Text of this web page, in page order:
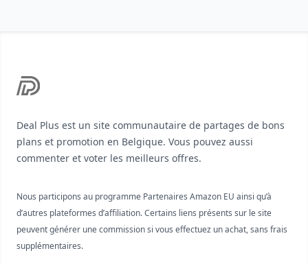
Deal Plus est un site communautaire de partages de bons
plans et promotion en Belgique. Vous pouvez aussi
commenter et voter les meilleurs offres.
Nous participons au programme Partenaires Amazon EU ainsi qu’à
d’autres plateformes d’affiliation. Certains liens présents sur le site
peuvent générer une commission si vous effectuez un achat, sans frais
supplémentaires.